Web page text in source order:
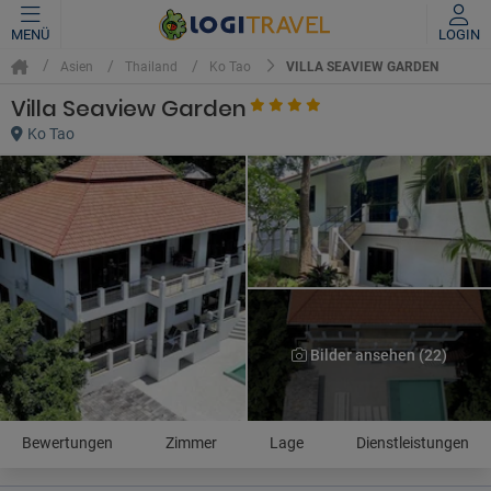
MENÜ LOGIN
Asien Thailand Ko Tao VILLA SEAVIEW GARDEN
Villa Seaview Garden
Ko Tao
Bilder ansehen (22)
Bewertungen Zimmer Lage Dienstleistungen